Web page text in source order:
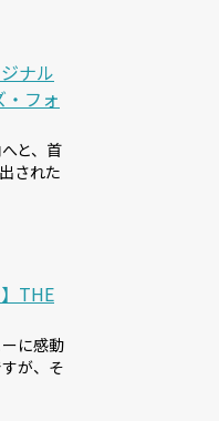
ナル
フォ
と、首
された
THE
に感動
が、そ